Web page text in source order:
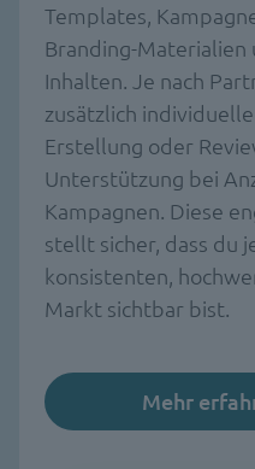
Templates,
Branding-
Inhalten. Je nach
zusätzlich
Erstellung oder
Unterstützung bei
Kampagnen. Diese
stellt sicher, dass du
konsistenten,
Markt sichtbar bist.
Mehr